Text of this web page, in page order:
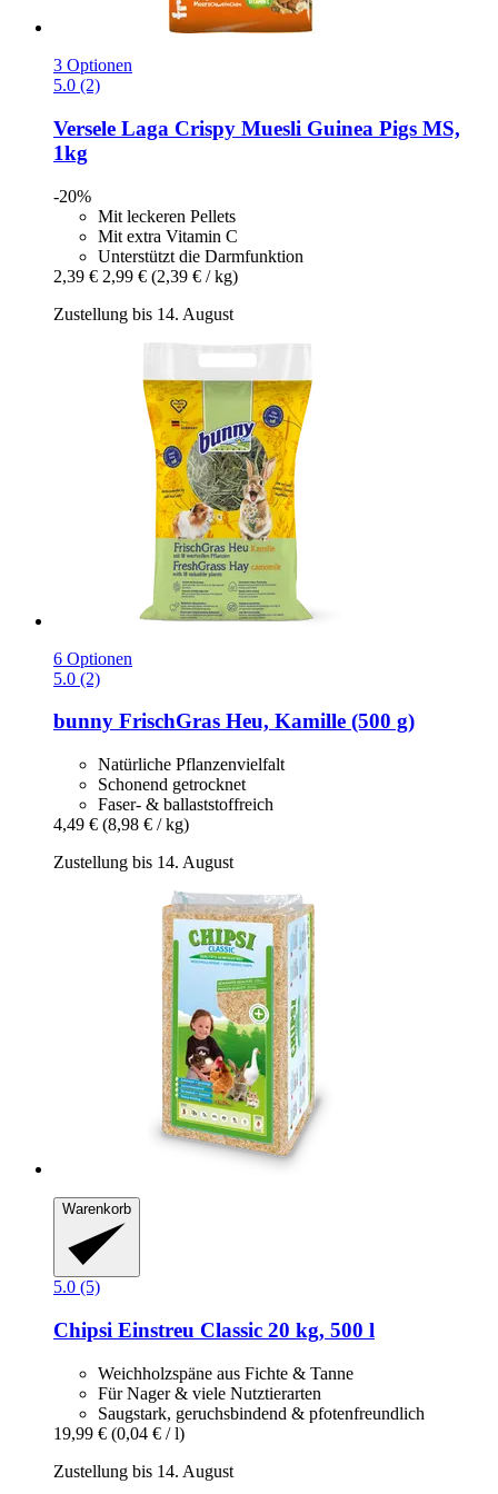
3 Optionen
5.0 (2)
Versele Laga Crispy Muesli Guinea Pigs MS,
1kg
-20%
Mit leckeren Pellets
Mit extra Vitamin C
Unterstützt die Darmfunktion
2,39 € 2,99 € (2,39 € / kg)
Zustellung bis 14. August
6 Optionen
5.0 (2)
bunny FrischGras Heu, Kamille (500 g)
Natürliche Pflanzenvielfalt
Schonend getrocknet
Faser- & ballaststoffreich
4,49 € (8,98 € / kg)
Zustellung bis 14. August
Warenkorb
5.0 (5)
Chipsi Einstreu Classic 20 kg, 500 l
Weichholzspäne aus Fichte & Tanne
Für Nager & viele Nutztierarten
Saugstark, geruchsbindend & pfotenfreundlich
19,99 € (0,04 € / l)
Zustellung bis 14. August